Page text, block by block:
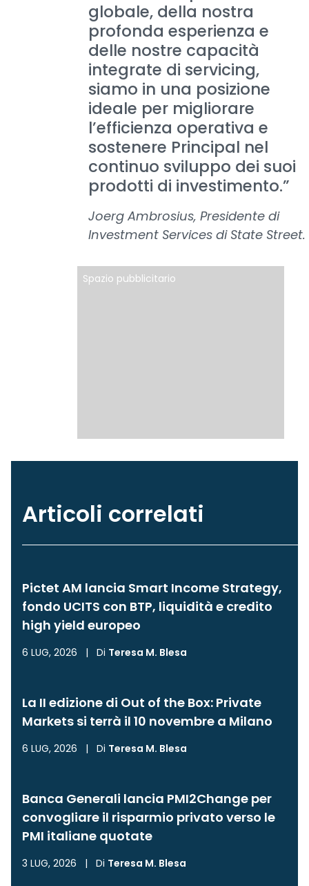
globale, della nostra
profonda esperienza e
delle nostre capacità
integrate di servicing,
siamo in una posizione
ideale per migliorare
l’efficienza operativa e
sostenere Principal nel
continuo sviluppo dei suoi
prodotti di investimento.”
Joerg Ambrosius, Presidente di
Investment Services di State Street.
Spazio pubblicitario
Articoli correlati
Pictet AM lancia Smart Income Strategy,
fondo UCITS con BTP, liquidità e credito
high yield europeo
6 LUG, 2026 | Di Teresa M. Blesa
La II edizione di Out of the Box: Private
Markets si terrà il 10 novembre a Milano
6 LUG, 2026 | Di Teresa M. Blesa
Banca Generali lancia PMI2Change per
convogliare il risparmio privato verso le
PMI italiane quotate
3 LUG, 2026 | Di Teresa M. Blesa